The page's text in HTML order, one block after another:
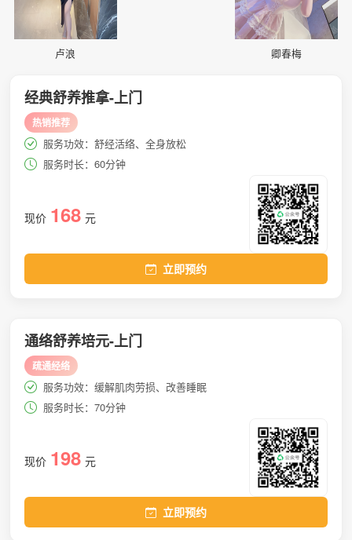
卢浪 卿春梅
经典舒养推拿-上门
热销推荐
服务功效：舒经活络、全身放松
服务时长：60分钟
现价 168 元
立即预约
通络舒养培元-上门
疏通经络
服务功效：缓解肌肉劳损、改善睡眠
服务时长：70分钟
现价 198 元
立即预约